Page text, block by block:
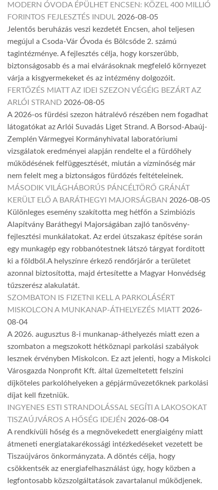
MODERN ÓVODA ÉPÜLHET ENCSEN: KÖZEL 400 MILLIÓ
FORINTOS FEJLESZTÉS INDUL 2026-08-05
Jelentős beruházás veszi kezdetét Encsen, ahol teljesen
megújul a Csoda-Vár Óvoda és Bölcsőde 2. számú
tagintézménye. A fejlesztés célja, hogy korszerűbb,
biztonságosabb és a mai elvárásoknak megfelelő környezet
várja a kisgyermekeket és az intézmény dolgozóit.
FERTŐZÉS MIATT AZ IDEI SZEZON VÉGÉIG BEZÁRT AZ
ARLÓI STRAND 2026-08-05
A 2026-os fürdési szezon hátralévő részében nem fogadhat
látogatókat az Arlói Suvadás Liget Strand. A Borsod-Abaúj-
Zemplén Vármegyei Kormányhivatal laboratóriumi
vizsgálatok eredményei alapján rendelte el a fürdőhely
működésének felfüggesztését, miután a vízminőség már
nem felelt meg a biztonságos fürdőzés feltételeinek.
MÁSODIK VILÁGHÁBORÚS PÁNCÉLTÖRŐ GRÁNÁT
KERÜLT ELŐ A BARÁTHEGYI MAJORSÁGBAN 2026-08-05
Különleges esemény szakította meg hétfőn a Szimbiózis
Alapítvány Baráthegyi Majorságában zajló tanösvény-
fejlesztési munkálatokat. Az erdei útszakasz építése során
egy munkagép egy robbanótestnek látszó tárgyat fordított
ki a földből.A helyszínre érkező rendőrjárőr a területet
azonnal biztosította, majd értesítette a Magyar Honvédség
tűzszerész alakulatát.
SZOMBATON IS FIZETNI KELL A PARKOLÁSÉRT
MISKOLCON A MUNKANAP-ÁTHELYEZÉS MIATT 2026-
08-04
A 2026. augusztus 8-i munkanap-áthelyezés miatt ezen a
szombaton a megszokott hétköznapi parkolási szabályok
lesznek érvényben Miskolcon. Ez azt jelenti, hogy a Miskolci
Városgazda Nonprofit Kft. által üzemeltetett felszíni
díjköteles parkolóhelyeken a gépjárművezetőknek parkolási
díjat kell fizetniük.
INGYENES ESTI STRANDOLÁSSAL SEGÍTI A LAKOSOKAT
TISZAÚJVÁROS A HŐSÉG IDEJÉN 2026-08-04
A rendkívüli hőség és a megnövekedett energiaigény miatt
átmeneti energiatakarékossági intézkedéseket vezetett be
Tiszaújváros önkormányzata. A döntés célja, hogy
csökkentsék az energiafelhasználást úgy, hogy közben a
legfontosabb közszolgáltatások zavartalanul működjenek.